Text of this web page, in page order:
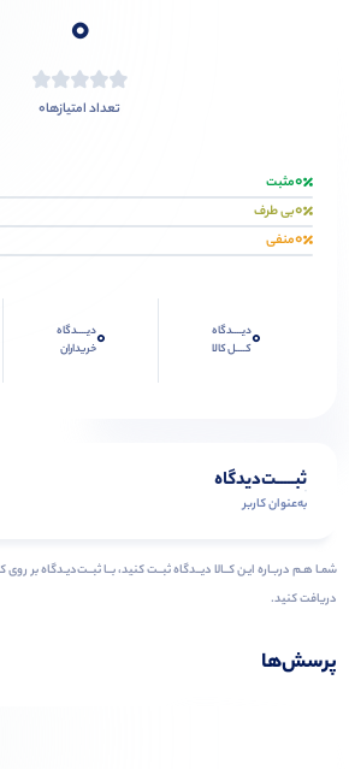
0
تعداد امتیازها0
0مثبت
0بی طرف
0منفی
0دیــــدگاه
کــــل کالا
0دیــــدگاه
خریداران
ثبـــــت‌دیدگاه
به‌عنوان کاربر
دریافت کنید.
پرسش‌ها